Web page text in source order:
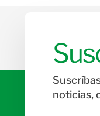
noticias,